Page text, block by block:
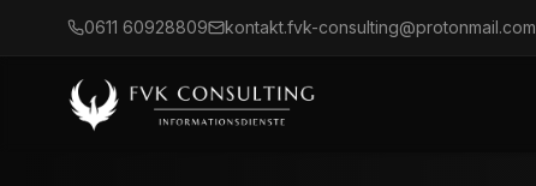
0611 60928809 kontakt.fvk-consulting@protonmail.com